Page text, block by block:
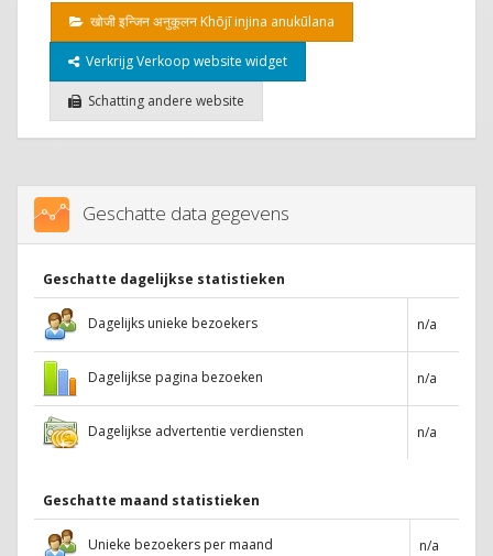
खोजी इन्जिन अनुकूलन Khōjī injina anukūlana
Verkrijg Verkoop website widget
Schatting andere website
Geschatte data gegevens
Geschatte dagelijkse statistieken
Dagelijks unieke bezoekers n/a
Dagelijkse pagina bezoeken n/a
Dagelijkse advertentie verdiensten n/a
Geschatte maand statistieken
Unieke bezoekers per maand n/a